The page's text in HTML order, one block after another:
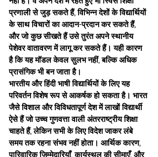
प्रणाली से जुड़ सकते हैं, विभिन्न देशों के विद्यार्थियों
के साथ विचारों का आदान-प्रदान कर सकते हैं,
और जो कुछ सीखते हैं उसे तुरंत अपने स्थानीय
पेशेवर वातावरण में लागू कर सकते हैं। यही कारण
है कि यह मॉडल केवल सुलभ नहीं, बल्कि अधिक
प्रासंगिक भी बन जाता है।
भारतीय और हिंदी भाषी विद्यार्थियों के लिए यह
परिवर्तन विशेष रूप से आकर्षक हो सकता है। भारत
जैसे विशाल और विविधतापूर्ण देश में लाखों विद्यार्थी
ऐसे हैं जो उच्च गुणवत्ता वाली अंतरराष्ट्रीय शिक्षा
चाहते हैं, लेकिन सभी के लिए विदेश जाकर लंबे
समय तक रहना संभव नहीं होता। आर्थिक कारण,
पारिवारिक जिम्मेदारियाँ, कार्यस्थल की सीमाएँ, और